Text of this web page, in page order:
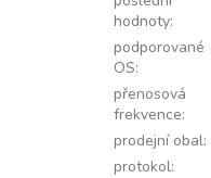
hodnoty:
podporované
OS:
přenosová
frekvence:
prodejní obal:
protokol: